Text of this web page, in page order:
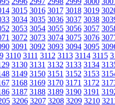
3015 3016 3017 3018 3019
3034 3035 3036 3037 3038
3053 3054 3055 3056 3057
3072 3073 3074 3075 3076
3091 3092 3093 3094 3095
3110 3111 3112 3113 3114 3115
3130 3131 3132 3133 3134
3149 3150 3151 3152 3153
3168 3169 3170 3171 3172
3187 3188 3189 3190 3191
3206 3207 3208 3209 3210